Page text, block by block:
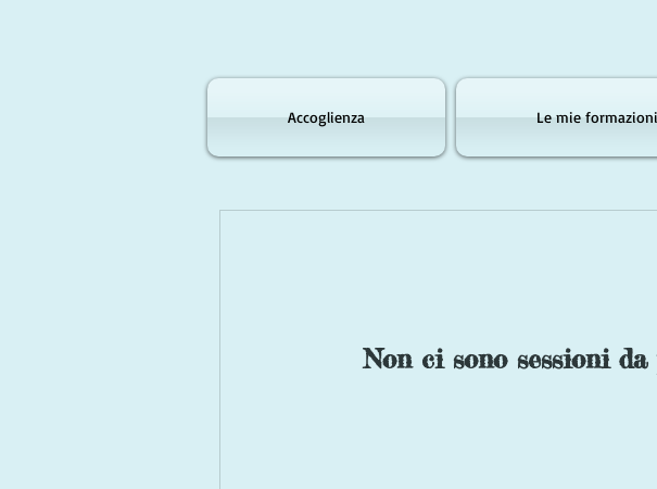
Accoglienza Le mie formazioni
Non ci sono sessioni